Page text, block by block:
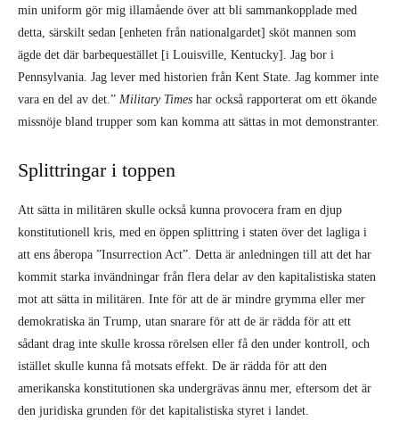
min uniform gör mig illamående över att bli sammankopplade med
detta, särskilt sedan [enheten från nationalgardet] sköt mannen som
ägde det där barbequestället [i Louisville, Kentucky]. Jag bor i
Pennsylvania. Jag lever med historien från Kent State. Jag kommer inte
vara en del av det.” Military Times har också rapporterat om ett ökande
missnöje bland trupper som kan komma att sättas in mot demonstranter.
Splittringar i toppen
Att sätta in militären skulle också kunna provocera fram en djup
konstitutionell kris, med en öppen splittring i staten över det lagliga i
att ens åberopa ”Insurrection Act”. Detta är anledningen till att det har
kommit starka invändningar från flera delar av den kapitalistiska staten
mot att sätta in militären. Inte för att de är mindre grymma eller mer
demokratiska än Trump, utan snarare för att de är rädda för att ett
sådant drag inte skulle krossa rörelsen eller få den under kontroll, och
istället skulle kunna få motsats effekt. De är rädda för att den
amerikanska konstitutionen ska undergrävas ännu mer, eftersom det är
den juridiska grunden för det kapitalistiska styret i landet.